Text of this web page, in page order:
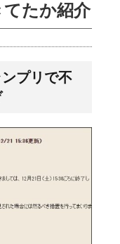
たか紹介
プリで不